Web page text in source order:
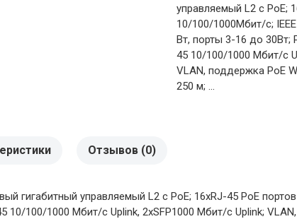
управляемый L2 с PoE;
10/100/1000Mбит/с;
Вт, порты 3-16 до 30Вт;
45 10/100/1000 Мбит/с
VLAN, поддержка PоE
250 м; ...
Отзывов (0)
гигабитный управляемый L2 с PoE; 16хRJ-45 РоЕ
10/100/1000 Мбит/с Uplink, 2хSFP1000 Мбит/с Uplink;